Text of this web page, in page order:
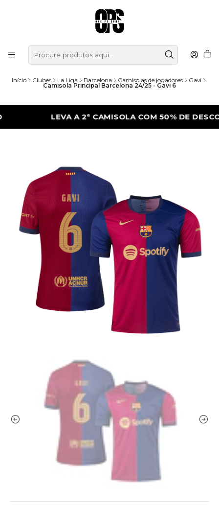
Início Clubes La Liga Barcelona Camisolas de jogadores Gavi
Camisola Principal Barcelona 24/25 - Gavi 6
LEVA A 2ª CAMISOLA COM 50% DE DESCONTO